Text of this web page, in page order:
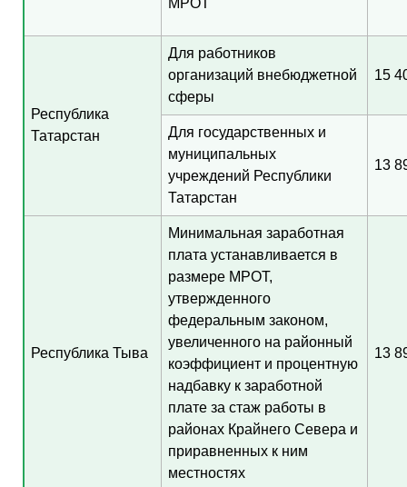
МРОТ
Республика
Татарстан
Для работников
организаций внебюджетной
сферы
15
Для государственных и
муниципальных
учреждений Республики
Татарстан
13
Республика Тыва
Минимальная заработная
плата устанавливается в
размере МРОТ,
утвержденного
федеральным законом,
увеличенного на районный
коэффициент и процентную
надбавку к заработной
плате за стаж работы в
районах Крайнего Севера и
приравненных к ним
местностях
13